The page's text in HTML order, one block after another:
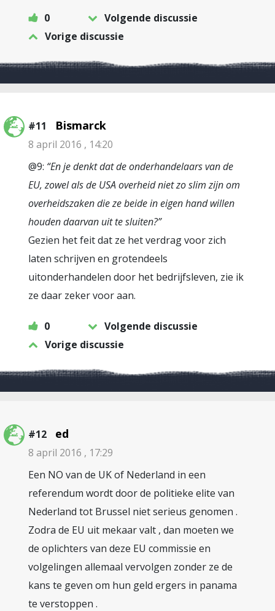
0
Volgende discussie
Vorige discussie
#11 Bismarck
8 april 2016 , 14:20
@9: “En je denkt dat de onderhandelaars van de
EU, zowel als de USA overheid niet zo slim zijn om
overheidszaken die ze beide in eigen hand willen
houden daarvan uit te sluiten?”
Gezien het feit dat ze het verdrag voor zich
laten schrijven en grotendeels
uitonderhandelen door het bedrijfsleven, zie ik
ze daar zeker voor aan.
0
Volgende discussie
Vorige discussie
#12 ed
8 april 2016 , 17:29
Een NO van de UK of Nederland in een
referendum wordt door de politieke elite van
Nederland tot Brussel niet serieus genomen .
Zodra de EU uit mekaar valt , dan moeten we
de oplichters van deze EU commissie en
volgelingen allemaal vervolgen zonder ze de
kans te geven om hun geld ergers in panama
te verstoppen .